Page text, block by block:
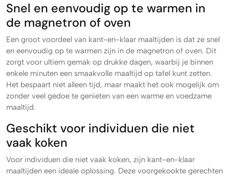
Snel en eenvoudig op te warmen in
de magnetron of oven
Een groot voordeel van kant-en-klaar maaltijden is dat ze snel
en eenvoudig op te warmen zijn in de magnetron of oven. Dit
zorgt voor ultiem gemak op drukke dagen, waarbij je binnen
enkele minuten een smaakvolle maaltijd op tafel kunt zetten.
Het bespaart niet alleen tijd, maar maakt het ook mogelijk om
zonder veel gedoe te genieten van een warme en voedzame
maaltijd.
Geschikt voor individuen die niet
vaak koken
Voor individuen die niet vaak koken, zijn kant-en-klaar
maaltijden een ideale oplossing. Deze voorgekookte gerechten